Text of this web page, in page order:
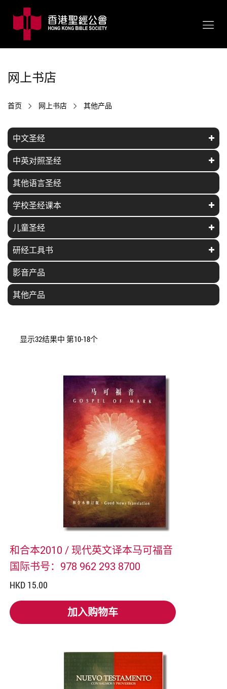
网上书店
首页 网上书店 其他产品
中文圣经
中英对照圣经
其他语言圣经
学校圣经课本
儿童圣经
研经工具书
影音产品
其他产品
显示32结果中 第10-18个
和合本2010 / 现代英文译本马可福音
国际书号：978 962 293 8700
HKD 15.00
加入购物车
加入购物车